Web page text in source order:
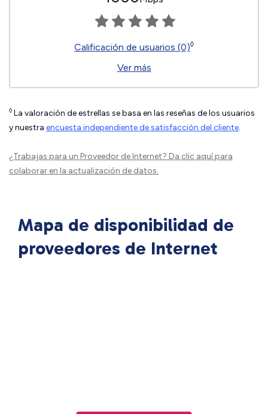
Calificación de usuarios (0)◊
Ver más
◊ La valoración de estrellas se basa en las reseñas de los usuarios
y nuestra encuesta independiente de satisfacción del cliente.
¿Trabajas para un Proveedor de Internet? Da clic aquípara
colaborar en la actualización de datos.
Mapa de disponibilidad de
proveedores de Internet